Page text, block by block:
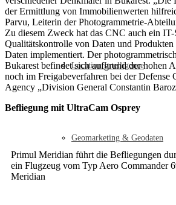
Location Intelligence
Geomarketing & Geodaten
der Ermittlung von Immobilienwerten
Parvu, Leiterin der Photogrammetrie-
Zu diesem Zweck hat das CNC auch ein
Qualitätskontrolle von Daten und
Daten implementiert. Der
Bukarest befindet sich aufgrund der hohen
noch im Freigabeverfahren bei der Defense
Agency „Division General Constantin
Befliegung mit UltraCam Osprey
Primul Meridian führt die Befliegungen
ein Flugzeug vom Typ Aero Commander
Meridian